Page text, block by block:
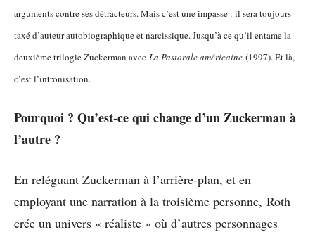
arguments contre ses détracteurs. Mais c’est une impasse : il sera toujours
taxé d’auteur autobiographique et narcissique. Jusqu’à ce qu’il entame la
deuxième trilogie Zuckerman avec La Pastorale américaine (1997). Et là,
c’est l’intronisation.
Pourquoi ? Qu’est-ce qui change d’un Zuckerman à
l’autre ?
En reléguant Zuckerman à l’arrière-plan, et en
employant une narration à la troisième personne, Roth
crée un univers « réaliste » où d’autres personnages